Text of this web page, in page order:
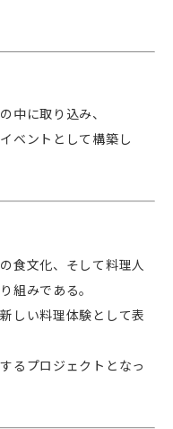
中に取り込み、
ベントとして構築し
食文化、そして料理人
組みである。
しい料理体験として表
るプロジェクトとなっ